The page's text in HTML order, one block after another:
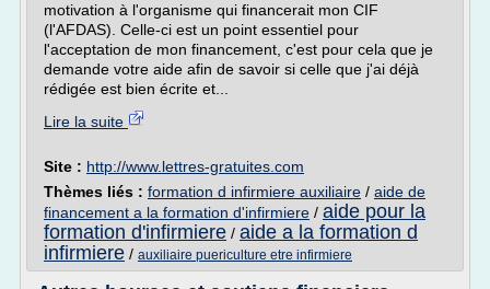
motivation à l'organisme qui financerait mon CIF
(l'AFDAS). Celle-ci est un point essentiel pour
l'acceptation de mon financement, c'est pour cela que je
demande votre aide afin de savoir si celle que j'ai déjà
rédigée est bien écrite et...
Lire la suite
Site : http://www.lettres-gratuites.com
Thèmes liés : formation d infirmiere auxiliaire / aide de
financement a la formation d'infirmiere / aide pour la
formation d'infirmiere / aide a la formation d
infirmiere / auxiliaire puericulture etre infirmiere